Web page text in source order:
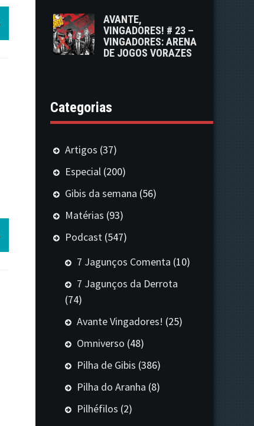
AVANTE,
VINGADORES! # 23 –
VINGADORES: ARENA
DE JOGOS VORAZES
Categorias
Artigos (37)
Especial (200)
Gibis da semana (56)
Matérias (93)
Podcast (547)
7 Jagunços Comenta (10)
7 Jagunços da Derrota
(74)
Avante Vingadores! (25)
Omniverso (48)
Pilha de Gibis (386)
Pilha do Aranha (8)
Pilhéfilos (2)